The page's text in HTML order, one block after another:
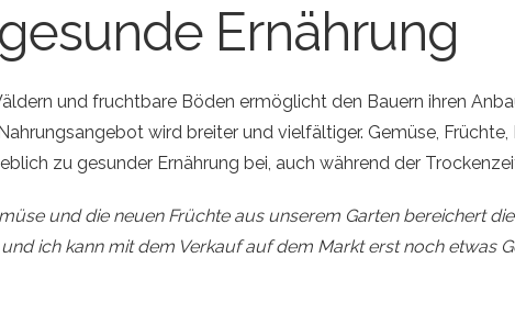
Ernährung
und fruchtbare Böden ermöglicht den Bauern ihren
wird breiter und vielfältiger. Gemüse, Früchte,
zu gesunder Ernährung bei, auch während der
und die neuen Früchte aus unserem Garten bereichert
und ich kann mit dem Verkauf auf dem Markt erst noch etwas